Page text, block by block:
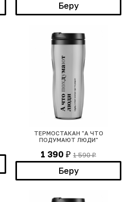
Беру
ТЕРМОСТАКАН "А ЧТО
ПОДУМАЮТ ЛЮДИ"
1 390 ₽ 1 590₽
Беру